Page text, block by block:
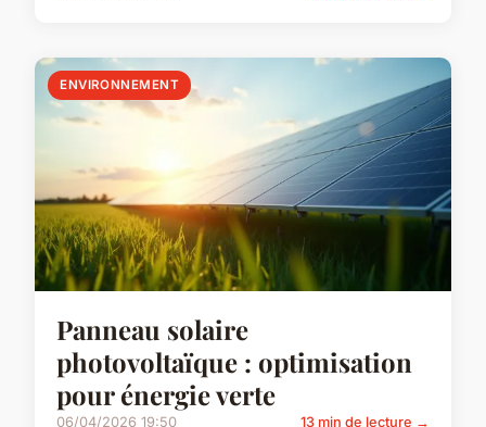
ENVIRONNEMENT
Panneau solaire
photovoltaïque : optimisation
pour énergie verte
06/04/2026 19:50 13 min de lecture →